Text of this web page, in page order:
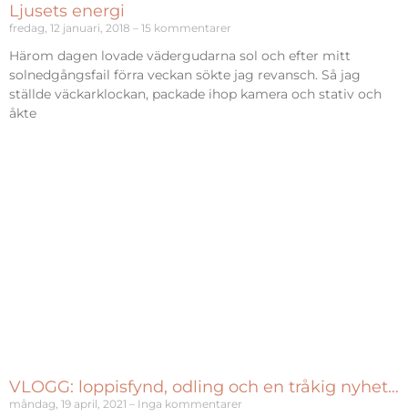
Ljusets energi
fredag, 12 januari, 2018 15 kommentarer
Härom dagen lovade vädergudarna sol och efter mitt
solnedgångsfail förra veckan sökte jag revansch. Så jag
ställde väckarklockan, packade ihop kamera och stativ och
åkte
VLOGG: loppisfynd, odling och en tråkig nyhet…
måndag, 19 april, 2021 Inga kommentarer